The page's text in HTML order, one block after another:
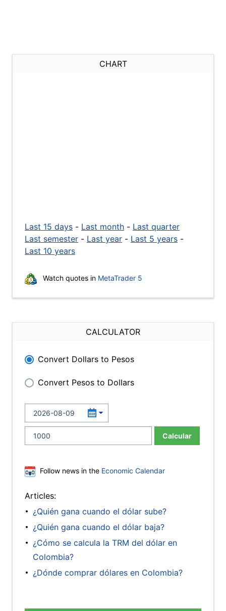
CHART
Last 15 days - Last month - Last quarter
Last semester - Last year - Last 5 years -
Last 10 years
Watch quotes in MetaTrader 5
CALCULATOR
Convert Dollars to Pesos
Convert Pesos to Dollars
Calcular
Follow news in the Economic Calendar
Articles:
¿Quién gana cuando el dólar sube?
¿Quién gana cuando el dólar baja?
¿Cómo se calcula la TRM del dólar en
Colombia?
¿Dónde comprar dólares en Colombia?